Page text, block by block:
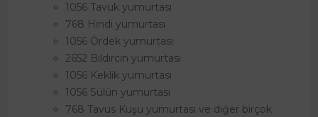
1056 Tavuk yumurtası
768 Hindi yumurtası
1056 Ördek yumurtası
2652 Bıldırcın yumurtası
1056 Keklik yumurtası
1056 Sülün yumurtası
768 Tavus Kuşu yumurtası ve diğer birçok